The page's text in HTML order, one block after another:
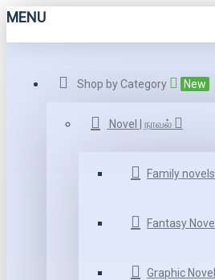
MENU
Shop by Category New
Novel | நாவல்
Family
Fantasy
Graphic